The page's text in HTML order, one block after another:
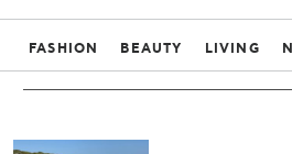
FASHION BEAUTY LIVING